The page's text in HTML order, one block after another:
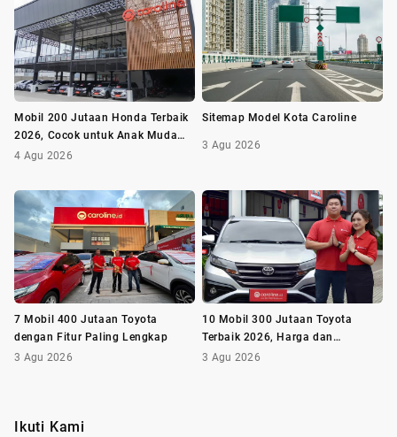
Mobil 200 Jutaan Honda Terbaik
2026, Cocok untuk Anak Muda
dan Keluarga
4 Agu 2026
Sitemap Model Kota Caroline
3 Agu 2026
7 Mobil 400 Jutaan Toyota
dengan Fitur Paling Lengkap
3 Agu 2026
10 Mobil 300 Jutaan Toyota
Terbaik 2026, Harga dan
Spesifikasi Lengkap
3 Agu 2026
Ikuti Kami